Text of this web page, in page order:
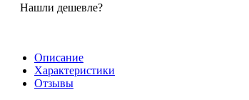
Нашли дешевле?
Описание
Характеристики
Отзывы